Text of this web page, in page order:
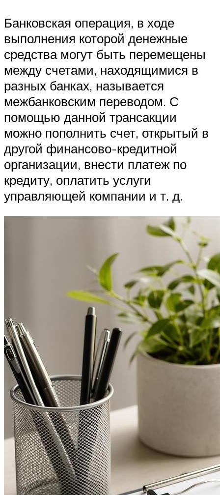
Банковская операция, в ходе
выполнения которой денежные
средства могут быть перемещены
между счетами, находящимися в
разных банках, называется
межбанковским переводом. С
помощью данной трансакции
можно пополнить счет, открытый в
другой финансово-кредитной
организации, внести платеж по
кредиту, оплатить услуги
управляющей компании и т. д.